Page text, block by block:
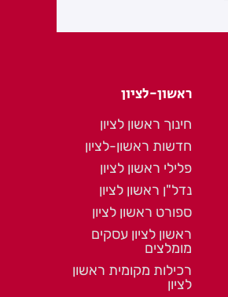
ראשון-לציון
חינוך ראשון לציון
חדשות ראשון-לציון
פלילי ראשון לציון
נדל"ן ראשון לציון
ספורט ראשון לציון
ראשון לציון עסקים
מומלצים
רכילות מקומית ראשון
לציון